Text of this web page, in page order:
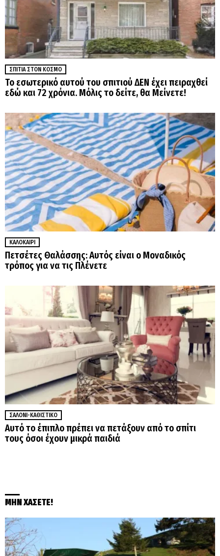
ΣΠΊΤΙΑ ΣΤΟΝ ΚΌΣΜΟ
Το εσωτερικό αυτού του σπιτιού ΔΕΝ έχει πειραχθεί
εδώ και 72 χρόνια. Μόλις το δείτε, θα Μείνετε!
ΚΑΛΟΚΑΊΡΙ
Πετσέτες Θαλάσσης: Αυτός είναι ο Μοναδικός
τρόπος για να τις Πλένετε
ΣΑΛΌΝΙ-ΚΑΘΙΣΤΙΚΌ
Αυτό το έπιπλο πρέπει να πετάξουν από το σπίτι
τους όσοι έχουν μικρά παιδιά
ΜΗΝ ΧΑΣΕΤΕ!